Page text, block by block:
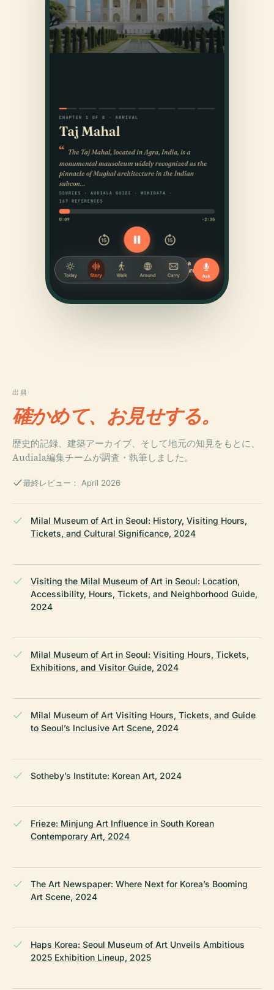
出典
確かめて、お見せする。
歴史的記録、建築アーカイブ、そして地元の知見をもとに、
Audiala編集チームが調査・執筆しました。
最終レビュー： April 2026
Milal Museum of Art in Seoul: History, Visiting Hours,
Tickets, and Cultural Significance, 2024
Visiting the Milal Museum of Art in Seoul: Location,
Accessibility, Hours, Tickets, and Neighborhood Guide,
2024
Milal Museum of Art in Seoul: Visiting Hours, Tickets,
Exhibitions, and Visitor Guide, 2024
Milal Museum of Art Visiting Hours, Tickets, and Guide
to Seoul’s Inclusive Art Scene, 2024
Sotheby’s Institute: Korean Art, 2024
Frieze: Minjung Art Influence in South Korean
Contemporary Art, 2024
The Art Newspaper: Where Next for Korea’s Booming
Art Scene, 2024
Haps Korea: Seoul Museum of Art Unveils Ambitious
2025 Exhibition Lineup, 2025